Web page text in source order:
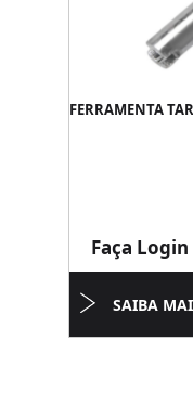
FERRAMENTA
Faça
SAIBA